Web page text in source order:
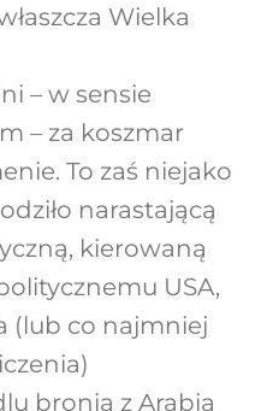
Wielka
– w sensie
– za koszmar
To zaś niejako
narastającą
kierowaną
USA,
(lub co najmniej
bronią z Arabią